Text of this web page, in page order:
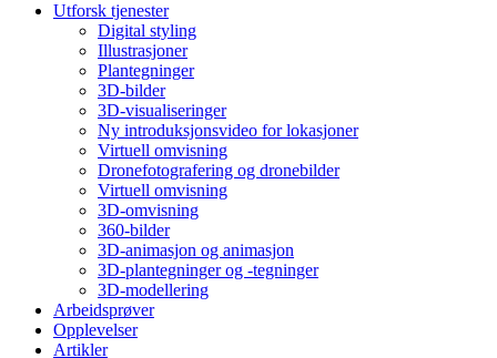
Utforsk tjenester
Digital styling
Illustrasjoner
Plantegninger
3D-bilder
3D-visualiseringer
Ny introduksjonsvideo for lokasjoner
Virtuell omvisning
Dronefotografering og dronebilder
Virtuell omvisning
3D-omvisning
360-bilder
3D-animasjon og animasjon
3D-plantegninger og -tegninger
3D-modellering
Arbeidsprøver
Opplevelser
Artikler